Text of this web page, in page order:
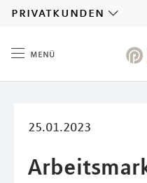
privatkunden
menü
25.01.2023